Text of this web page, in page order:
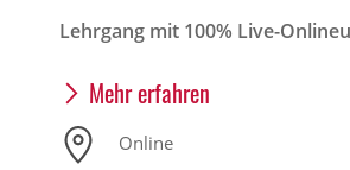
Lehrgang mit 100% Live-
Mehr erfahren
Online